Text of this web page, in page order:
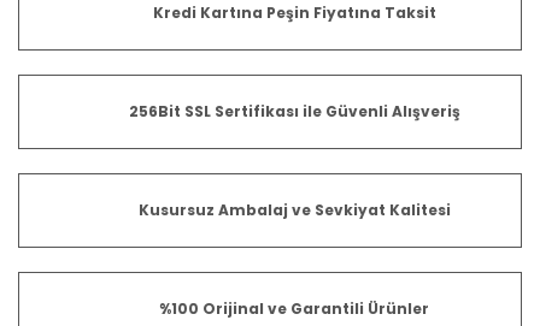
Kredi Kartına Peşin Fiyatına Taksit
256Bit SSL Sertifikası ile Güvenli Alışveriş
Kusursuz Ambalaj ve Sevkiyat Kalitesi
%100 Orijinal ve Garantili Ürünler